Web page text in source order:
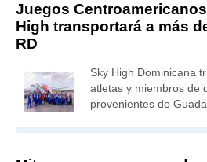
Juegos
High transportará a más
RD
Sky High Dominicana
atletas y miembros de
provenientes de